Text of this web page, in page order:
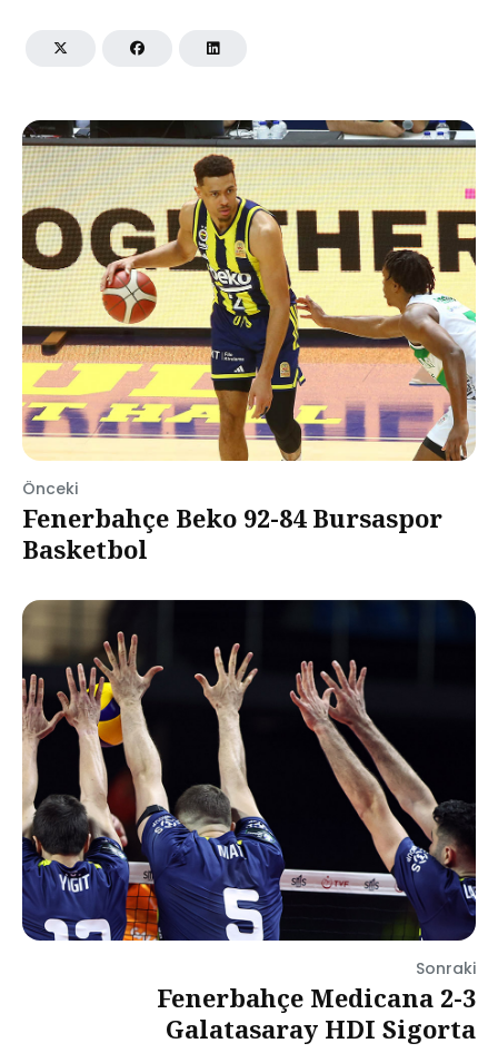
Önceki
Fenerbahçe Beko 92-84 Bursaspor
Basketbol
Sonraki
Fenerbahçe Medicana 2-3
Galatasaray HDI Sigorta